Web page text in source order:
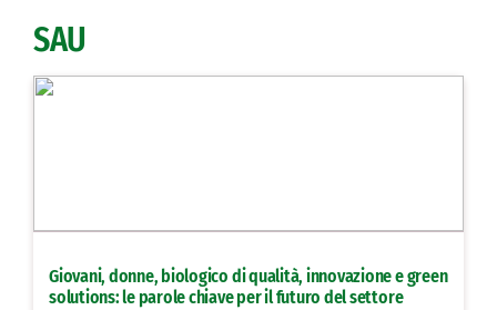
News
Bandi
Lavora con noi
SAU
Giovani, donne, biologico di qualità, innovazione e green
solutions: le parole chiave per il futuro del settore